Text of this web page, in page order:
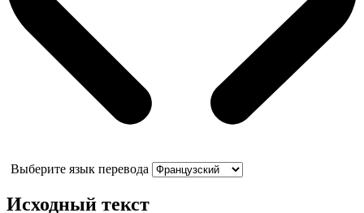
Выберите язык перевода
Исходный текст